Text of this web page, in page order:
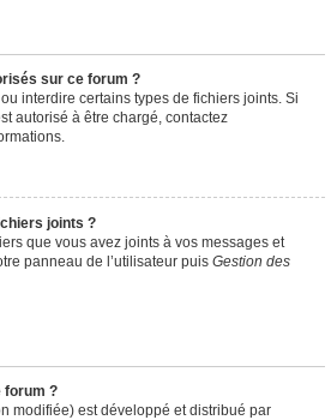
sur ce forum ?
interdire certains types de fichiers joints. Si
autorisé à être chargé, contactez
joints ?
que vous avez joints à vos messages et
panneau de l’utilisateur puis Gestion des
forum ?
modifiée) est développé et distribué par